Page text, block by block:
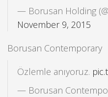
— Borusan Holding
November 9, 2015
Borusan Contemporary
Özlemle anıyoruz.
— Borusan